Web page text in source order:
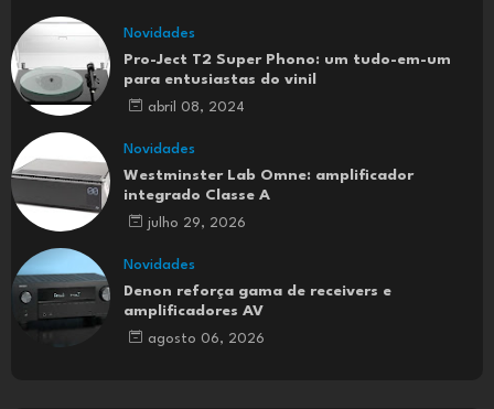
Novidades
Pro-Ject T2 Super Phono: um tudo-em-um
para entusiastas do vinil
abril 08, 2024
Novidades
Westminster Lab Omne: amplificador
integrado Classe A
julho 29, 2026
Novidades
Denon reforça gama de receivers e
amplificadores AV
agosto 06, 2026